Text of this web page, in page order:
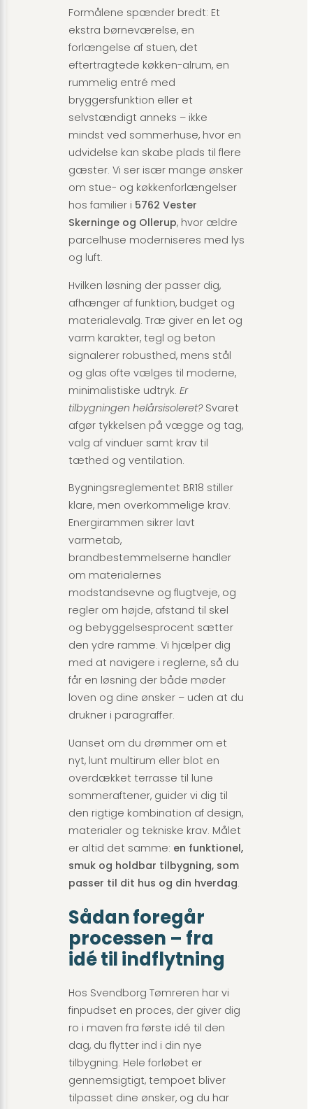
Formålene spænder bredt: Et
ekstra børneværelse, en
forlængelse af stuen, det
eftertragtede køkken-alrum, en
rummelig entré med
bryggersfunktion eller et
selvstændigt anneks – ikke
mindst ved sommerhuse, hvor en
udvidelse kan skabe plads til flere
gæster. Vi ser især mange ønsker
om stue- og køkkenforlængelser
hos familier i 5762 Vester
Skerninge og Ollerup, hvor ældre
parcelhuse moderniseres med lys
og luft.
Hvilken løsning der passer dig,
afhænger af funktion, budget og
materialevalg. Træ giver en let og
varm karakter, tegl og beton
signalerer robusthed, mens stål
og glas ofte vælges til moderne,
minimalistiske udtryk. Er
tilbygningen helårsisoleret?Svaret
afgør tykkelsen på vægge og tag,
valg af vinduer samt krav til
tæthed og ventilation.
Bygningsreglementet BR18 stiller
klare, men overkommelige krav.
Energirammen sikrer lavt
varmetab,
brandbestemmelserne handler
om materialernes
modstandsevne og flugtveje, og
regler om højde, afstand til skel
og bebyggelsesprocent sætter
den ydre ramme. Vi hjælper dig
med at navigere i reglerne, så du
får en løsning der både møder
loven og dine ønsker – uden at du
drukner i paragraffer.
Uanset om du drømmer om et
nyt, lunt multirum eller blot en
overdækket terrasse til lune
sommeraftener, guider vi dig til
den rigtige kombination af design,
materialer og tekniske krav. Målet
er altid det samme: en funktionel,
smuk og holdbar tilbygning, som
passer til dit hus og din hverdag.
Sådan foregår
processen – fra
idé til indflytning
Hos Svendborg Tømreren har vi
finpudset en proces, der giver dig
ro i maven fra første idé til den
dag, du flytter ind i din nye
tilbygning. Hele forløbet er
gennemsigtigt, tempoet bliver
tilpasset dine ønsker, og du har